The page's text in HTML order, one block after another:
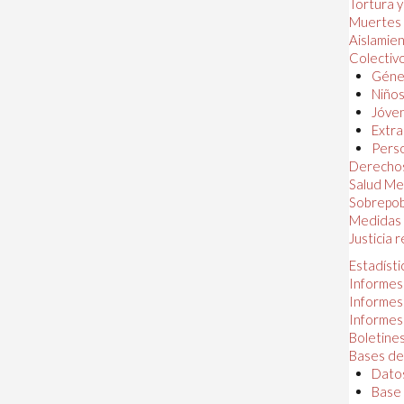
Tortura
Muertes
Salud
Justicia
Bases